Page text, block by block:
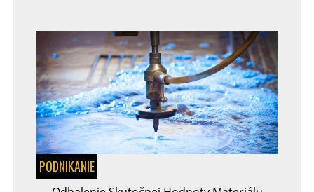
PODNIKANIE